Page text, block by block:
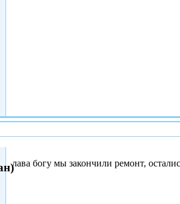
лава богу мы закончили ремонт,